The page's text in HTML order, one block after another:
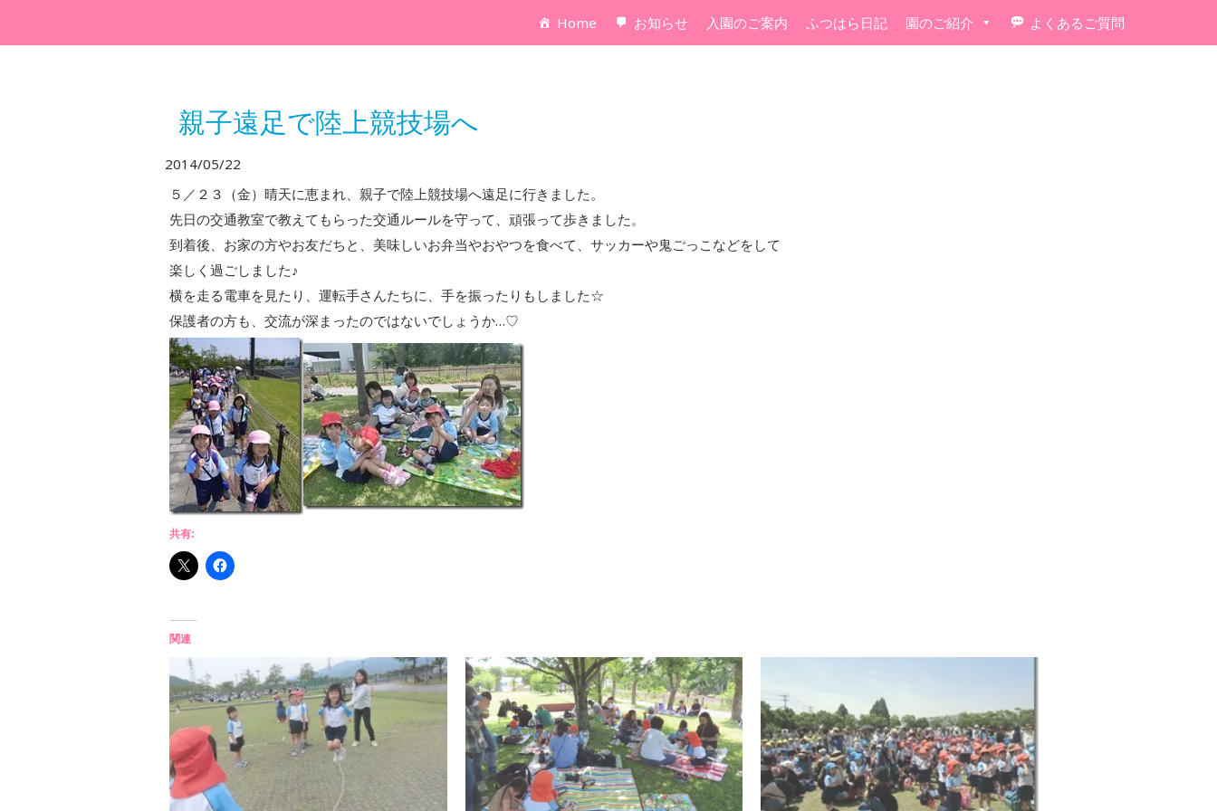
Home お知らせ 入園のご案内 ふつはら日記 園のご紹介 よくあるご質問
親子遠足で陸上競技場へ
2014/05/22
５／２３（金）晴天に恵まれ、親子で陸上競技場へ遠足に行きました。
先日の交通教室で教えてもらった交通ルールを守って、頑張って歩きました。
到着後、お家の方やお友だちと、美味しいお弁当やおやつを食べて、サッカーや鬼ごっこなどをして
楽しく過ごしました♪
横を走る電車を見たり、運転手さんたちに、手を振ったりもしました☆
保護者の方も、交流が深まったのではないでしょうか…♡
共有:
関連